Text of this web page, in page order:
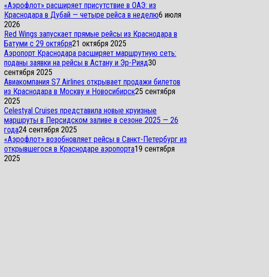
«Аэрофлот» расширяет присутствие в ОАЭ: из
Краснодара в Дубай — четыре рейса в неделю6 июля
2026
Red Wings запускает прямые рейсы из Краснодара в
Батуми с 29 октября21 октября 2025
Аэропорт Краснодара расширяет маршрутную сеть:
поданы заявки на рейсы в Астану и Эр-Рияд30
сентября 2025
Авиакомпания S7 Airlines открывает продажи билетов
из Краснодара в Москву и Новосибирск25 сентября
2025
Celestyal Cruises представила новые круизные
маршруты в Персидском заливе в сезоне 2025 — 26
года24 сентября 2025
«Аэрофлот» возобновляет рейсы в Санкт-Петербург из
открывшегося в Краснодаре аэропорта19 сентября
2025